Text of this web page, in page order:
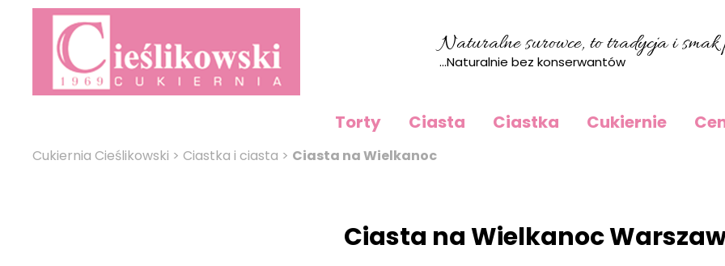
Naturalne surowce, to tradycja i smak
...Naturalnie bez konserwantów
Torty Ciasta Ciastka Cukiernie
Cukiernia Cieślikowski > Ciastka i ciasta > Ciasta na Wielkanoc
Ciasta na Wielkanoc